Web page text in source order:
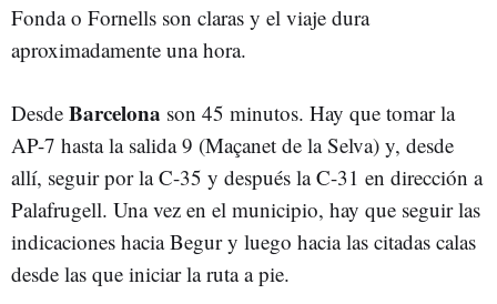
Fonda o Fornells son claras y el viaje dura
aproximadamente una hora.
Desde Barcelona son 45 minutos. Hay que tomar la
AP-7 hasta la salida 9 (Maçanet de la Selva) y, desde
allí, seguir por la C-35 y después la C-31 en dirección a
Palafrugell. Una vez en el municipio, hay que seguir las
indicaciones hacia Begur y luego hacia las citadas calas
desde las que iniciar la ruta a pie.